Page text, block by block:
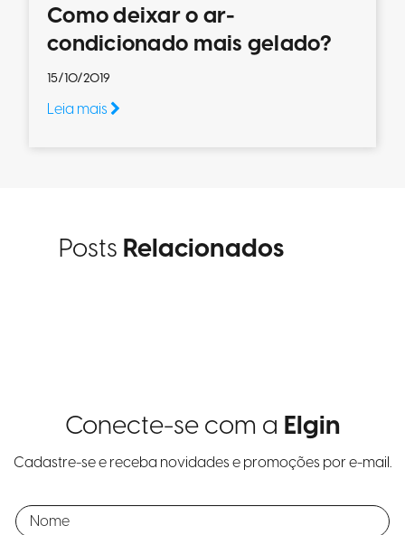
Como deixar o ar-
condicionado mais gelado?
15/10/2019
Leia mais
Posts Relacionados
Conecte-se com a Elgin
Cadastre-se e receba novidades e promoções por e-mail.